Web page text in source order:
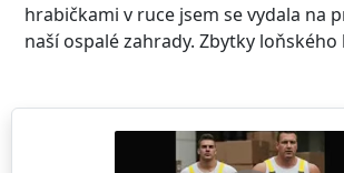
hrabičkami v ruce jsem se vydala na
naší ospalé zahrady. Zbytky loňského